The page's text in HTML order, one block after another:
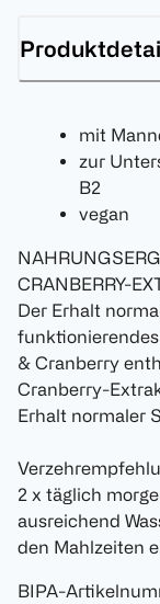
mit
zur
B2
vegan
CRANBERRY-
Der Erhalt
& Cranberry
Cranberry-
Erhalt normaler
2 x täglich
ausreichend
den Mahlzeiten
BIPA-